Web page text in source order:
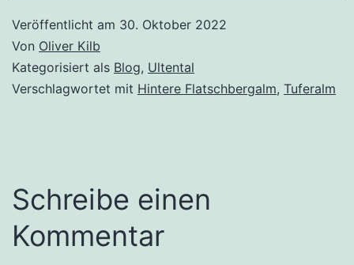
Veröffentlicht am 30. Oktober 2022
Von Oliver Kilb
Kategorisiert als Blog, Ultental
Verschlagwortet mit Hintere Flatschbergalm, Tuferalm
Schreibe einen
Kommentar